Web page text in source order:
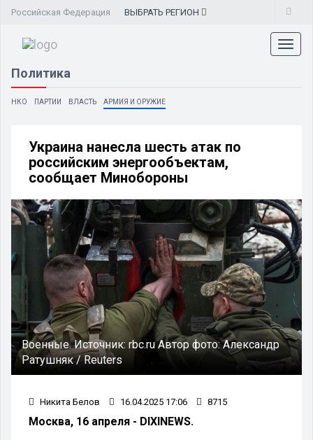
Российская Федерация ВЫБРАТЬ РЕГИОН
Политика
НКО ПАРТИИ ВЛАСТЬ АРМИЯ И ОРУЖИЕ
Украина нанесла шесть атак по
российским энергообъектам,
сообщает Минобороны
Военные.Источник: rbc.ruАвтор фото:Александр
Ратушняк / Reuters
Никита Белов 16.04.2025 17:06 8715
Москва, 16 апреля - DIXINEWS.